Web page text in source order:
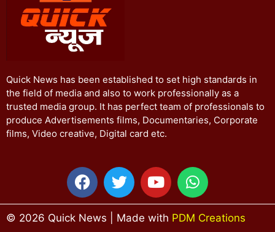
Quick News has been established to set high standards in
the field of media and also to work professionally as a
trusted media group. It has perfect team of professionals to
produce Advertisements films, Documentaries, Corporate
films, Video creative, Digital card etc.
© 2026 Quick News | Made with PDM Creations